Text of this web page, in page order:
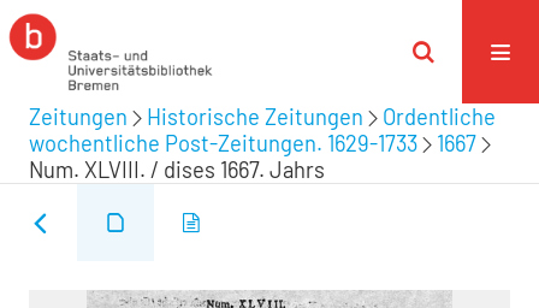
Zeitungen Historische Zeitungen
Ordentliche
wochentliche Post-Zeitungen. 1629-1733
1667
Num. XLVIII. / dises 1667. Jahrs